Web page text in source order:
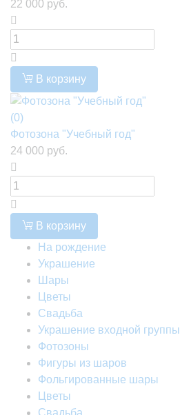
22 000 руб.
В корзину
(0)
Фотозона "Учебный год"
24 000 руб.
В корзину
На рождение
Украшение
Шары
Цветы
Свадьба
Украшение входной группы
Фотозоны
Фигуры из шаров
Фольгированные шары
Цветы
Свадьба